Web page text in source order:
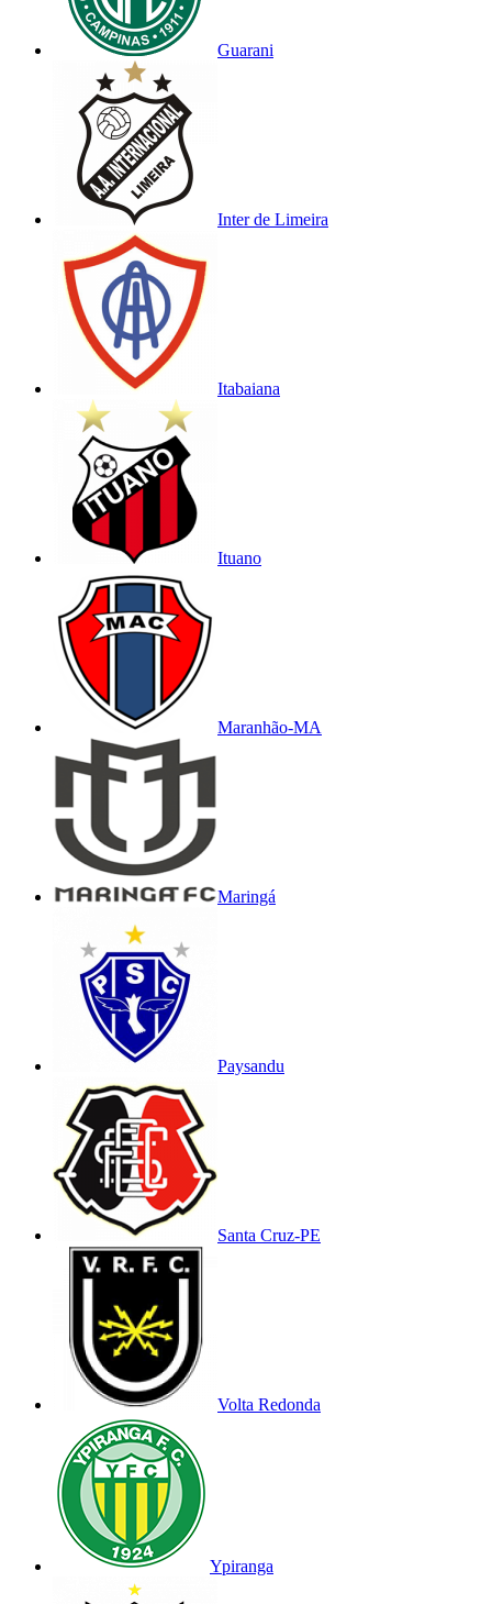
Guarani
Inter de Limeira
Itabaiana
Ituano
Maranhão-MA
Maringá
Paysandu
Santa Cruz-PE
Volta Redonda
Ypiranga